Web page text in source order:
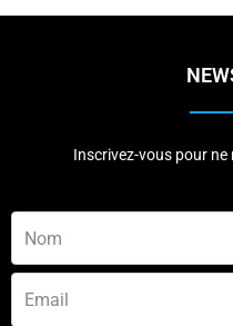
Inscrivez-vous pour